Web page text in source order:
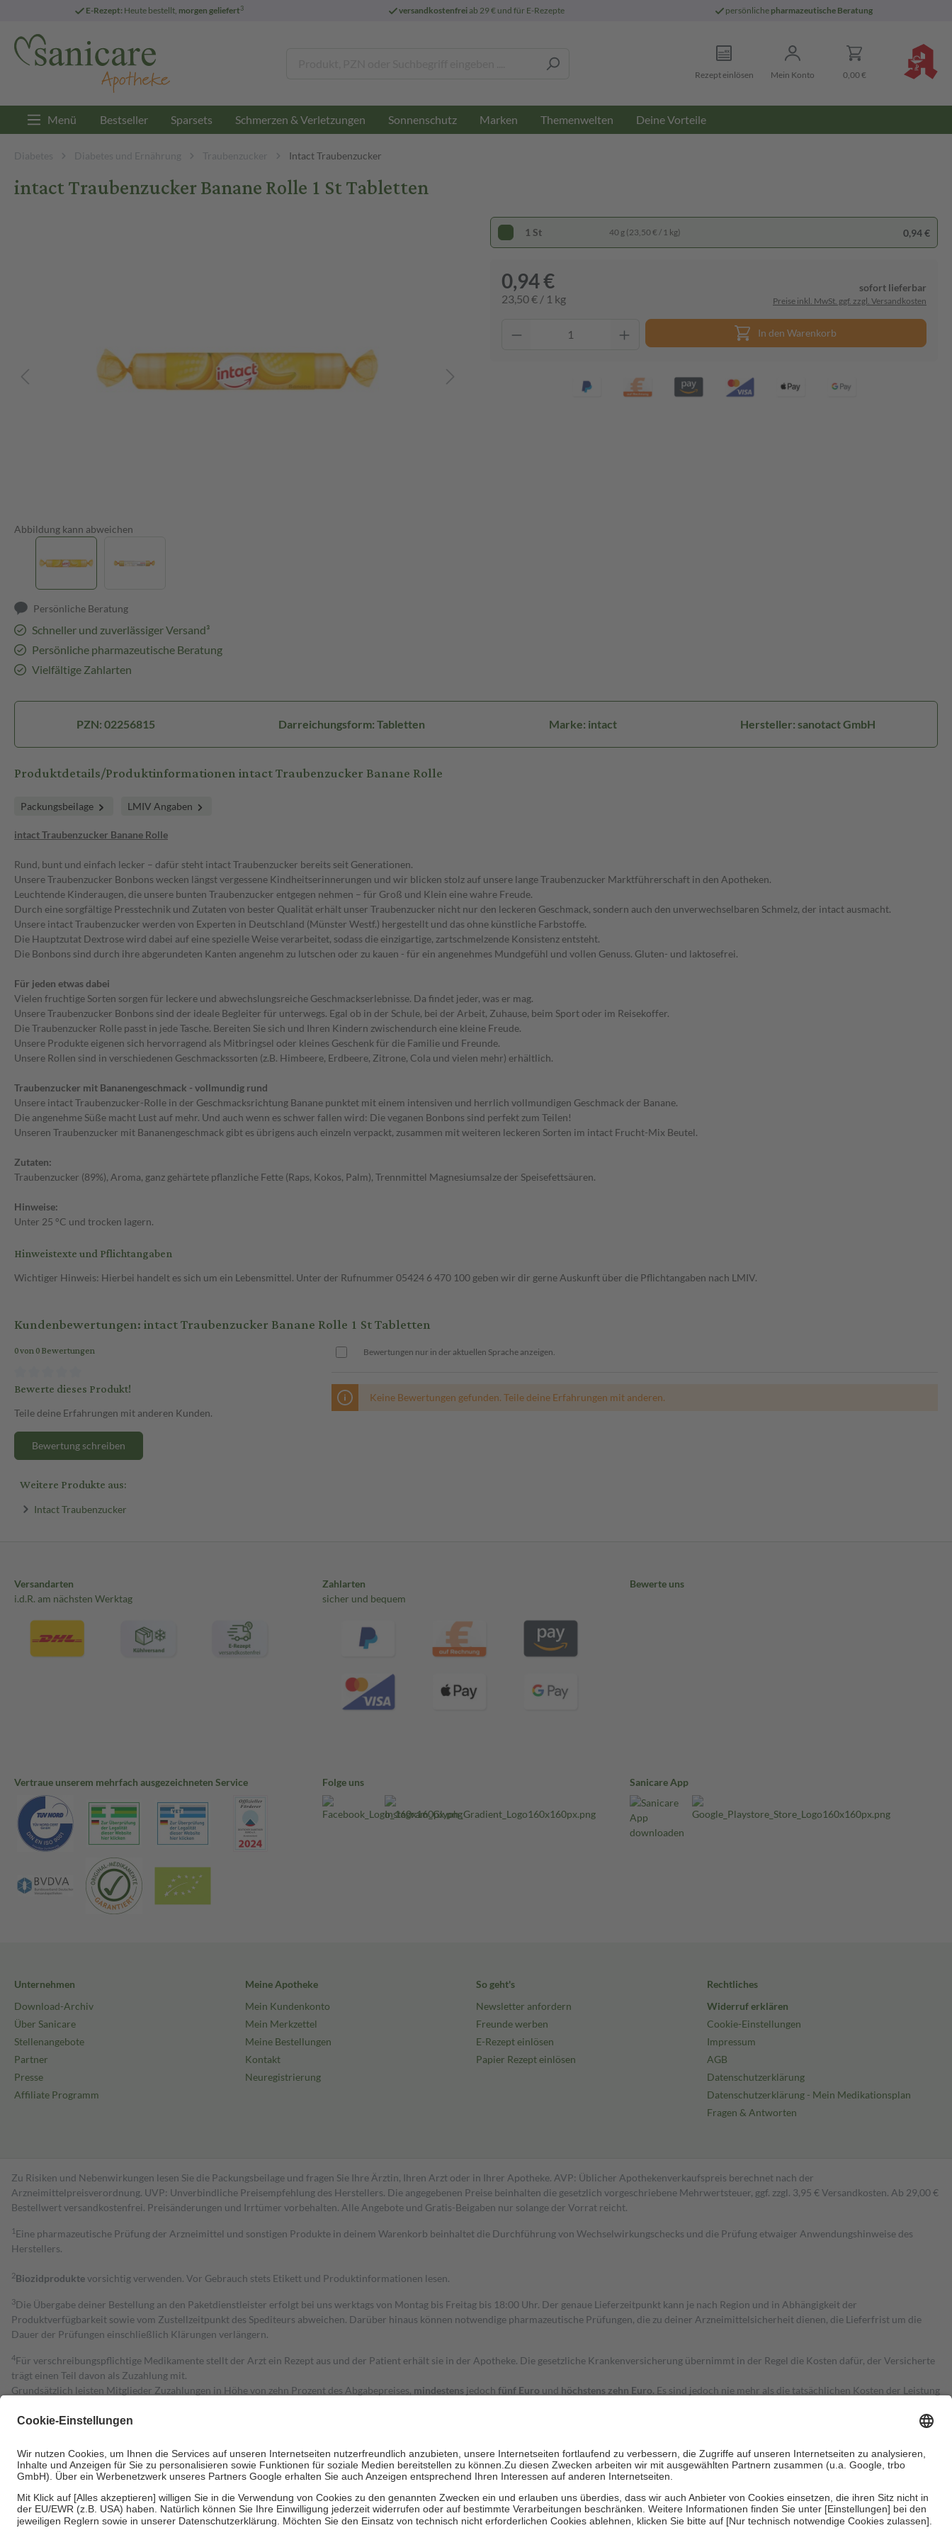
E-Rezept: Heute bestellt, morgen geliefert3 versandkostenfreiab 29 € und für E-Rezepte persönliche pharmazeutische Beratung
Rezept einlösen Mein Konto 0,00 €
Menü Bestseller Sparsets Schmerzen & Verletzungen Sonnenschutz Marken Themenwelten Deine Vorteile
Diabetes Diabetes und Ernährung Traubenzucker Intact Traubenzucker
intact Traubenzucker Banane Rolle 1 St Tabletten
Abbildung kann abweichen
Persönliche Beratung
Schneller und zuverlässiger Versand³
Persönliche pharmazeutische Beratung
Vielfältige Zahlarten
1 St 40 g (23,50 € / 1 kg) 0,94 €
0,94 €
23,50 € / 1 kg
sofort lieferbar
Preise inkl. MwSt. ggf. zzgl. Versandkosten
In den Warenkorb
PZN: 02256815 Darreichungsform: Tabletten Marke: intact Hersteller: sanotact GmbH
Produktdetails/Produktinformationen intact Traubenzucker Banane Rolle
Packungsbeilage LMIV Angaben
intact Traubenzucker Banane Rolle
Rund, bunt und einfach lecker – dafür steht intact Traubenzucker bereits seit Generationen.
Unsere Traubenzucker Bonbons wecken längst vergessene Kindheitserinnerungen und wir blicken stolz auf unsere lange Traubenzucker Marktführerschaft in den Apotheken.
Leuchtende Kinderaugen, die unsere bunten Traubenzucker entgegen nehmen – für Groß und Klein eine wahre Freude.
Durch eine sorgfältige Presstechnik und Zutaten von bester Qualität erhält unser Traubenzucker nicht nur den leckeren Geschmack, sondern auch den unverwechselbaren Schmelz, der intact ausmacht.
Unsere intact Traubenzucker werden von Experten in Deutschland (Münster Westf.) hergestellt und das ohne künstliche Farbstoffe.
Die Hauptzutat Dextrose wird dabei auf eine spezielle Weise verarbeitet, sodass die einzigartige, zartschmelzende Konsistenz entsteht.
Die Bonbons sind durch ihre abgerundeten Kanten angenehm zu lutschen oder zu kauen - für ein angenehmes Mundgefühl und vollen Genuss. Gluten- und laktosefrei.
Für jeden etwas dabei
Vielen fruchtige Sorten sorgen für leckere und abwechslungsreiche Geschmackserlebnisse. Da findet jeder, was er mag.
Unsere Traubenzucker Bonbons sind der ideale Begleiter für unterwegs. Egal ob in der Schule, bei der Arbeit, Zuhause, beim Sport oder im Reisekoffer.
Die Traubenzucker Rolle passt in jede Tasche. Bereiten Sie sich und Ihren Kindern zwischendurch eine kleine Freude.
Unsere Produkte eigenen sich hervorragend als Mitbringsel oder kleines Geschenk für die Familie und Freunde.
Unsere Rollen sind in verschiedenen Geschmackssorten (z.B. Himbeere, Erdbeere, Zitrone, Cola und vielen mehr) erhältlich.
Traubenzucker mit Bananengeschmack - vollmundig rund
Unsere intact Traubenzucker-Rolle in der Geschmacksrichtung Banane punktet mit einem intensiven und herrlich vollmundigen Geschmack der Banane.
Die angenehme Süße macht Lust auf mehr. Und auch wenn es schwer fallen wird: Die veganen Bonbons sind perfekt zum Teilen!
Unseren Traubenzucker mit Bananengeschmack gibt es übrigens auch einzeln verpackt, zusammen mit weiteren leckeren Sorten im intact Frucht-Mix Beutel.
Zutaten:
Traubenzucker (89%), Aroma, ganz gehärtete pflanzliche Fette (Raps, Kokos, Palm), Trennmittel Magnesiumsalze der Speisefettsäuren.
Hinweise:
Unter 25 °C und trocken lagern.
Hinweistexte und Pflichtangaben
Wichtiger Hinweis: Hierbei handelt es sich um ein Lebensmittel. Unter der Rufnummer 05424 6 470 100 geben wir dir gerne Auskunft über die Pflichtangaben nach LMIV.
Kundenbewertungen: intact Traubenzucker Banane Rolle 1 St Tabletten
0 von 0 Bewertungen
Bewerte dieses Produkt!
Teile deine Erfahrungen mit anderen Kunden.
Bewertung schreiben
Bewertungen nur in der aktuellen Sprache anzeigen.
Keine Bewertungen gefunden. Teile deine Erfahrungen mit anderen.
Weitere Produkte aus:
Intact Traubenzucker
Versandarten
i.d.R. am nächsten Werktag
Zahlarten
sicher und bequem
Bewerte uns
Vertraue unserem mehrfach ausgezeichneten Service Folge uns Sanicare App
Unternehmen
Download-Archiv
Über Sanicare
Stellenangebote
Partner
Presse
Affiliate Programm
Meine Apotheke
Mein Kundenkonto
Mein Merkzettel
Meine Bestellungen
Kontakt
Neuregistrierung
So geht's
Newsletter anfordern
Freunde werben
E-Rezept einlösen
Papier Rezept einlösen
Rechtliches
Widerruf erklären
Cookie-Einstellungen
Impressum
AGB
Datenschutzerklärung
Datenschutzerklärung - Mein Medikationsplan
Fragen & Antworten
Zu Risiken und Nebenwirkungen lesen Sie die Packungsbeilage und fragen Sie Ihre Ärztin, Ihren Arzt oder in Ihrer Apotheke. AVP: Üblicher Apothekenverkaufspreis berechnet nach der
Arzneimittelpreisverordnung. UVP: Unverbindliche Preisempfehlung des Herstellers. Die angegebenen Preise beinhalten die gesetzlich vorgeschriebene Mehrwertsteuer, ggf. zzgl. 3,95 € Versandkosten. Ab 29,00 €
Bestell­wert versand­kosten­frei. Preisänderungen und Irrtümer vorbehalten. Alle Angebote und Gratis-Beigaben nur solange der Vorrat reicht.
1 Eine pharmazeutische Prüfung der Arzneimittel und sonstigen Produkte in deinem Warenkorb beinhaltet die Durchführung von Wechselwirkungschecks und die Prüfung etwaiger Anwendungshinweise des
Herstellers.
2Biozidproduktevorsichtig verwenden. Vor Gebrauch stets Etikett und Produktinformationen lesen.
3Die Übergabe deiner Bestellung an den Paketdienstleister erfolgt bei uns werktags von Montag bis Freitag bis 18:00 Uhr. Der genaue Lieferzeitpunkt kann je nach Region und in Abhängigkeit der
Produktverfügbarkeit sowie vom Zustellzeitpunkt des Spediteurs abweichen. Darüber hinaus können notwendige pharmazeutische Prüfungen, die zu deiner Arzneimittelsicherheit dienen, die Lieferfrist um die
Dauer der Prüfungen einschließlich Klärungen verlängern.
4Für verschreibungspflichtige Medikamente stellt der Arzt ein Rezept aus und der Patient erhält sie in der Apotheke. Die gesetzliche Krankenversicherung übernimmt in der Regel die Kosten dafür, der Versicherte
trägt einen Teil davon als Zuzahlung mit.
Grundsätzlich leisten Mitglieder Zuzahlungen in Höhe von zehn Prozent des Abgabepreises, mindestens jedoch fünf Euro und höchstens zehn Euro. Es sind jedoch nie mehr als die tatsächlichen Kosten der Leistung
Diese Regeln gelten grundsätzlich auch für Online-Apotheken.
Um das Engagement der Versicherten für ihre eigene Gesundheit zu stärken und die besondere Stellung der Familie zu unterstützen, fallenkeine Zuzahlungen an bei:
• Kindern und Jugendlichen bis zum vollendeten 18. Lebensjahr mit Ausnahme der Fahrkosten
• Untersuchungen zur Vorsorge und Früherkennung, die von der GKV getragen werden
• empfohlenen Schutzimpfungen
• Harn- und Blutteststreifen